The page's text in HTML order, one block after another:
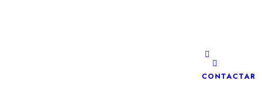
CONTACTAR